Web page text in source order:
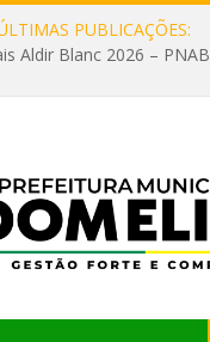
PUBLICAÇÕES:
Aldir Blanc 2026 – PNAB